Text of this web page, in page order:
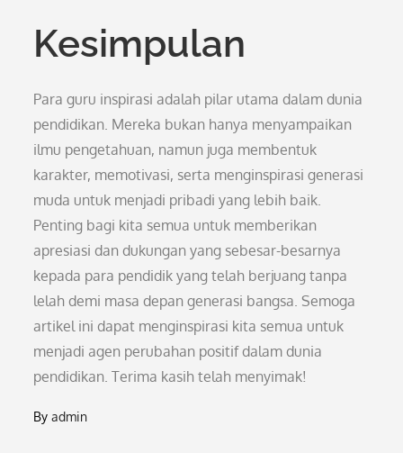
Kesimpulan
Para guru inspirasi adalah pilar utama dalam dunia
pendidikan. Mereka bukan hanya menyampaikan
ilmu pengetahuan, namun juga membentuk
karakter, memotivasi, serta menginspirasi generasi
muda untuk menjadi pribadi yang lebih baik.
Penting bagi kita semua untuk memberikan
apresiasi dan dukungan yang sebesar-besarnya
kepada para pendidik yang telah berjuang tanpa
lelah demi masa depan generasi bangsa. Semoga
artikel ini dapat menginspirasi kita semua untuk
menjadi agen perubahan positif dalam dunia
pendidikan. Terima kasih telah menyimak!
Byadmin